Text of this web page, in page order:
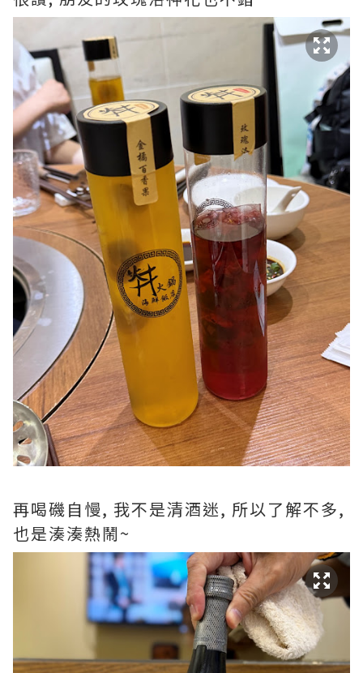
再喝磯自慢, 我不是清酒迷, 所以了解不多,
也是湊湊熱鬧~